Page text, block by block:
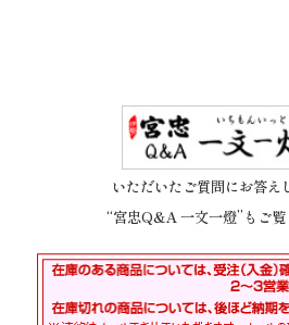
いただいたご質問にお答え
“宮忠Q&A 一文一燈”もご覧